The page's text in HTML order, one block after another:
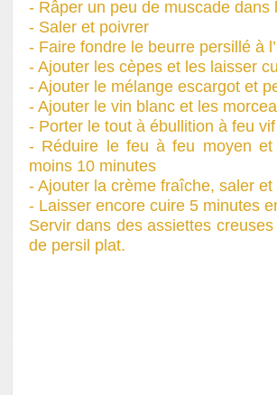
- Râper un peu de muscade dans
- Saler et poivrer
- Faire fondre le beurre persillé à
- Ajouter les cèpes et les laisser
- Ajouter le mélange escargot et
- Ajouter le vin blanc et les
- Porter le tout à ébullition à feu vif
- Réduire le feu à feu moyen
moins 10 minutes
- Ajouter la crème fraîche, saler et
- Laisser encore cuire 5 minutes
Servir dans des assiettes
de persil plat.